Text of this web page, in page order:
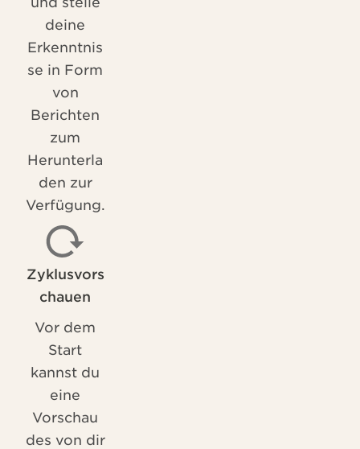
deine
Erkenntnis
se in Form
von
Berichten
zum
Herunterla
den zur
Verfügung.
Zyklusvors
chauen
Vor dem
Start
kannst du
eine
Vorschau
des von dir